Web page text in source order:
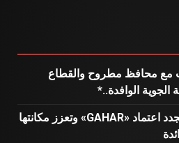
مع محافظ مطروح والقطاع
الجوية الوافدة..*
مستشفى مصر للطيران تجدد اعتماد «GAHAR» وتعزز مكانتها